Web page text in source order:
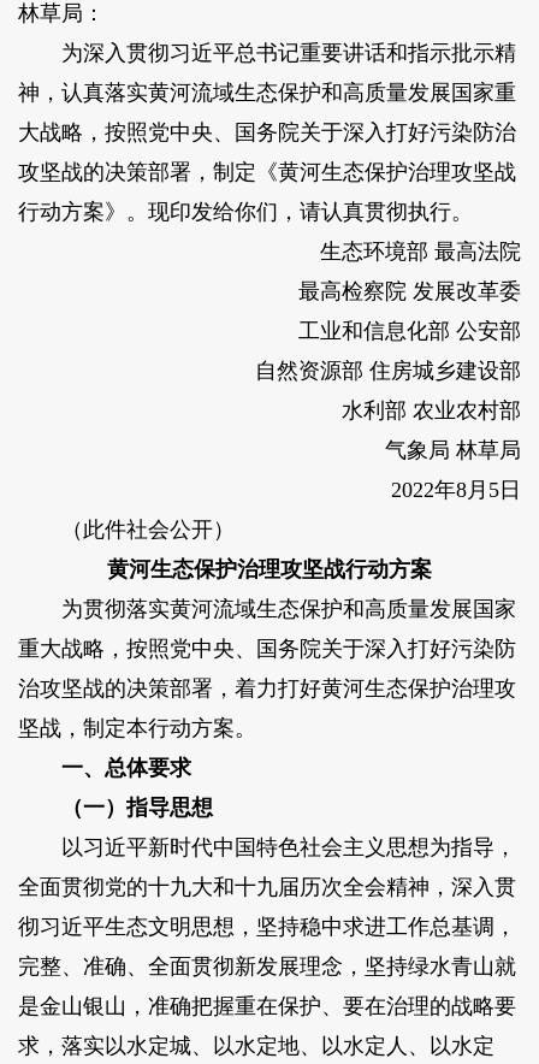
林草局：
为深入贯彻习近平总书记重要讲话和指示批示精
神，认真落实黄河流域生态保护和高质量发展国家重
大战略，按照党中央、国务院关于深入打好污染防治
攻坚战的决策部署，制定《黄河生态保护治理攻坚战
行动方案》。现印发给你们，请认真贯彻执行。
生态环境部 最高法院
最高检察院 发展改革委
工业和信息化部 公安部
自然资源部 住房城乡建设部
水利部 农业农村部
气象局 林草局
2022年8月5日
（此件社会公开）
黄河生态保护治理攻坚战行动方案
为贯彻落实黄河流域生态保护和高质量发展国家
重大战略，按照党中央、国务院关于深入打好污染防
治攻坚战的决策部署，着力打好黄河生态保护治理攻
坚战，制定本行动方案。
一、总体要求
（一）指导思想
以习近平新时代中国特色社会主义思想为指导，
全面贯彻党的十九大和十九届历次全会精神，深入贯
彻习近平生态文明思想，坚持稳中求进工作总基调，
完整、准确、全面贯彻新发展理念，坚持绿水青山就
是金山银山，准确把握重在保护、要在治理的战略要
求，落实以水定城、以水定地、以水定人、以水定